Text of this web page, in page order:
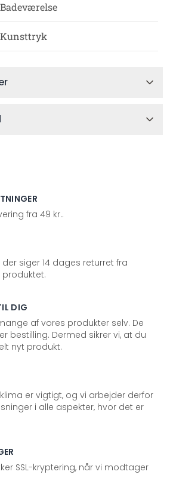
Badeværelse
Kunsttryk
fra 49 kr..
siger 14 dages returret fra
DIG
af vores produkter selv. De
bestilling. Dermed sikrer vi, at du
nyt produkt.
er vigtigt, og vi arbejder derfor
i alle aspekter, hvor det er
SSL-kryptering, når vi modtager